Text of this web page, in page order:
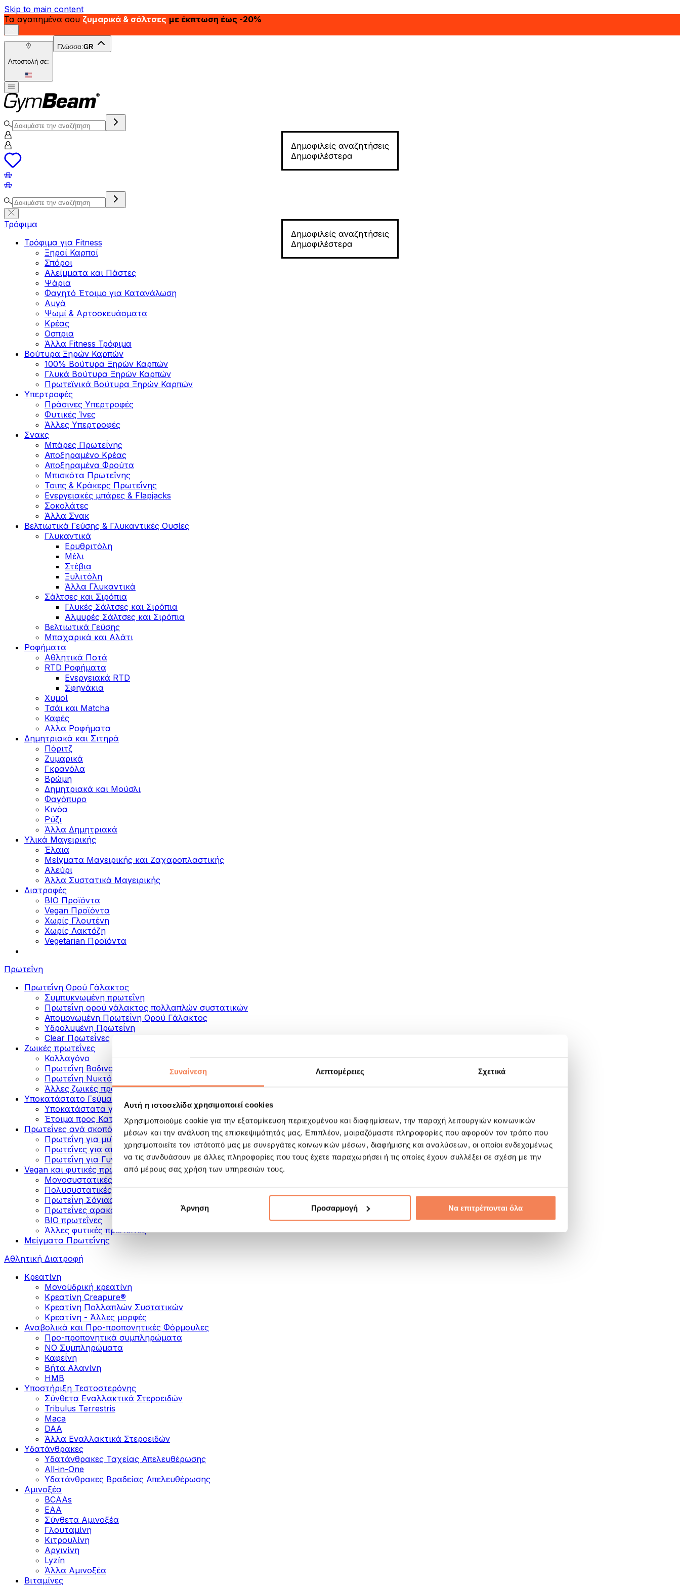
Συναίνεση Λεπτομέρειες Σχετικά
Αυτή η ιστοσελίδα χρησιμοποιεί cookies
Χρησιμοποιούμε cookie για την εξατομίκευση περιεχομένου και διαφημίσεων, την παροχή λειτουργιών κοινωνικών
μέσων και την ανάλυση της επισκεψιμότητάς μας. Επιπλέον, μοιραζόμαστε πληροφορίες που αφορούν τον τρόπο που
χρησιμοποιείτε τον ιστότοπό μας με συνεργάτες κοινωνικών μέσων, διαφήμισης και αναλύσεων, οι οποίοι ενδεχομένως
να τις συνδυάσουν με άλλες πληροφορίες που τους έχετε παραχωρήσει ή τις οποίες έχουν συλλέξει σε σχέση με την
από μέρους σας χρήση των υπηρεσιών τους.
Άρνηση Προσαρμογή Να επιτρέπονται όλα
Skip to main content
Τα αγαπημένα σου ζυμαρικά & σάλτσες με έκπτωση έως -20%
Αποστολή σε:
Γλώσσα:GR
Δημοφιλείς αναζητήσεις
Δημοφιλέστερα
Δημοφιλείς αναζητήσεις
Δημοφιλέστερα
Τρόφιμα
Τρόφιμα για Fitness
Ξηροί Καρποί
Σπόροι
Αλείμματα και Πάστες
Ψάρια
Φαγητό Έτοιμο για Κατανάλωση
Αυγά
Ψωμί & Αρτοσκευάσματα
Κρέας
Οσπρια
Άλλα Fitness Τρόφιμα
Βούτυρα Ξηρών Καρπών
100% Βούτυρα Ξηρών Καρπών
Γλυκά Βούτυρα Ξηρών Καρπών
Πρωτεϊνικά Βούτυρα Ξηρών Καρπών
Υπερτροφές
Πράσινες Υπερτροφές
Φυτικές Ίνες
Άλλες Υπερτροφές
Σνακς
Μπάρες Πρωτεΐνης
Αποξηραμένο Κρέας
Αποξηραμένα Φρούτα
Μπισκότα Πρωτεΐνης
Τσιπς & Kράκερς Πρωτεΐνης
Ενεργειακές μπάρες & Flapjacks
Σοκολάτες
Άλλα Σνακ
Βελτιωτικά Γεύσης & Γλυκαντικές Ουσίες
Γλυκαντικά
Ερυθριτόλη
Μέλι
Στέβια
Ξυλιτόλη
Άλλα Γλυκαντικά
Σάλτσες και Σιρόπια
Γλυκές Σάλτσες και Σιρόπια
Αλμυρές Σάλτσες και Σιρόπια
Bελτιωτικά Γεύσης
Μπαχαρικά και Αλάτι
Ροφήματα
Αθλητικά Ποτά
RTD Ροφήματα
Ενεργειακά RTD
Σφηνάκια
Χυμοί
Τσάι και Matcha
Καφές
Αλλα Ροφήματα
Δημητριακά και Σιτηρά
Πόριτζ
Ζυμαρικά
Γκρανόλα
Βρώμη
Δημητριακά και Μούσλι
Φαγόπυρο
Κινόα
Ρύζι
Άλλα Δημητριακά
Υλικά Μαγειρικής
Έλαια
Μείγματα Μαγειρικής και Ζαχαροπλαστικής
Αλεύρι
Άλλα Συστατικά Μαγειρικής
Διατροφές
BIO Προϊόντα
Vegan Προϊόντα
Χωρίς Γλουτένη
Χωρίς Λακτόζη
Vegetarian Προϊόντα
Πρωτεΐνη
Πρωτεΐνη Ορού Γάλακτος
Συμπυκνωμένη πρωτεΐνη
Πρωτεΐνη ορού γάλακτος πολλαπλών συστατικών
Απομονωμένη Πρωτεΐνη Ορού Γάλακτος
Υδρολυμένη Πρωτεΐνη
Clear Πρωτεΐνες
Ζωικές πρωτεΐνες
Κολλαγόνο
Πρωτεΐνη Βοδινού
Πρωτεΐνη Νυκτός
Άλλες ζωικές πρωτεΐνες
Υποκατάστατο Γεύματος
Υποκατάστατα γεύματος σε σκόνη
Έτοιμα προς Κατανάλωση Πρωτεϊνικά Ροφήματα
Πρωτεΐνες ανά σκοπό
Πρωτεΐνη για μυϊκή ανάπτυξη
Πρωτεΐνες για απώλεια βάρους
Πρωτεΐνη για Γυναίκες
Vegan και φυτικές πρωτεΐνες
Μονοσυστατικές Φυτικές Πρωτεΐνες
Πολυσυστατικές Φυτικές Πρωτεΐνες
Πρωτεΐνη Σόγιας
Πρωτεΐνες αρακά
ΒIO πρωτεΐνες
Άλλες φυτικές πρωτεΐνες
Μείγματα Πρωτεΐνης
Αθλητική Διατροφή
Κρεατίνη
Μονοϋδρική κρεατίνη
Κρεατίνη Creapure®
Κρεατίνη Πολλαπλών Συστατικών
Κρεατίνη - Άλλες μορφές
Αναβολικά και Προ-προπονητικές Φόρμουλες
Προ-προπονητικά συμπληρώματα
ΝΟ Συμπληρώματα
Καφεΐνη
Βήτα Αλανίνη
HMB
Υποστήριξη Τεστοστερόνης
Σύνθετα Εναλλακτικά Στεροειδών
Tribulus Terrestris
Maca
DAA
Άλλα Εναλλακτικά Στεροειδών
Υδατάνθρακες
Υδατάνθρακες Ταχείας Απελευθέρωσης
All-in-One
Υδατάνθρακες Βραδείας Απελευθέρωσης
Αμινοξέα
BCAAs
EAA
Σύνθετα Αμινοξέα
Γλουταμίνη
Κιτρουλίνη
Αργινίνη
Lyzín
Άλλα Αμινοξέα
Βιταμίνες